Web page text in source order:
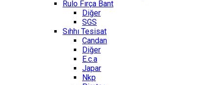
Rulo Fırça Bant
Diğer
SGS
Sıhhı Tesisat
Candan
Diğer
E.c.a
Japar
Nkp